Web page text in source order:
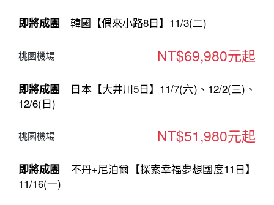
即將成團 韓國【偶來小路8日】11/3(二)
桃園機場 NT$69,980元起
即將成團 日本【大井川5日】11/7(六)、12/2(三)、
12/6(日)
桃園機場 NT$51,980元起
即將成團 不丹+尼泊爾【探索幸福夢想國度11日】
11/16(一)